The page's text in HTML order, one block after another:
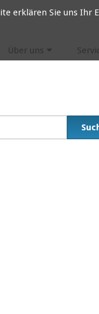
Über uns
erklären Sie uns Ihr